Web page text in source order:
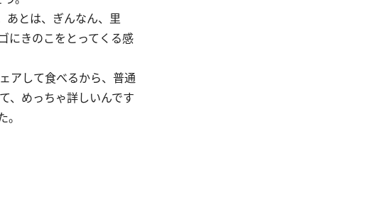
あとは、ぎんなん、里
にきのこをとってくる感
アして食べるから、普通
、めっちゃ詳しいんです